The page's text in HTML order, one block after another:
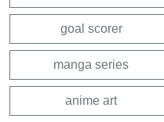
goal scorer
manga series
anime art